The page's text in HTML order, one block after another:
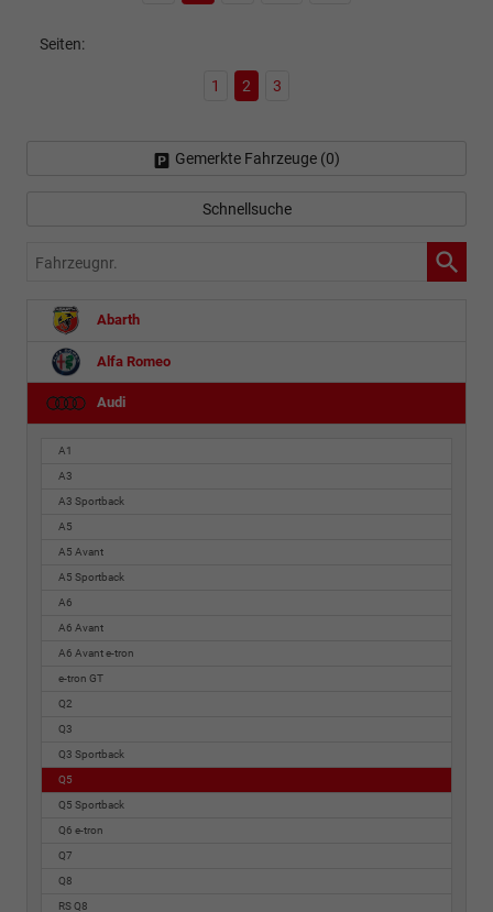
Seiten:
1 2 3
Gemerkte Fahrzeuge (0)
Schnellsuche
Fahrzeugnr.
Abarth
Alfa Romeo
Audi
A1
A3
A3 Sportback
A5
A5 Avant
A5 Sportback
A6
A6 Avant
A6 Avant e-tron
e-tron GT
Q2
Q3
Q3 Sportback
Q5
Q5 Sportback
Q6 e-tron
Q7
Q8
RS Q8